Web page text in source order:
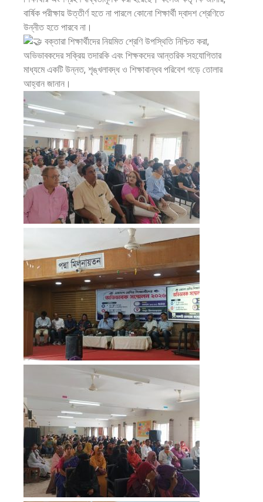
বার্ষিক পরীক্ষায় উত্তীর্ণ হতে না পারলে কোনো শিক্ষার্থী দ্বাদশ শ্রেণিতে
উন্নীত হতে পারবে না।
বক্তারা শিক্ষার্থীদের নিয়মিত শ্রেণি উপস্থিতি নিশ্চিত করা,
অভিভাবকদের সক্রিয় তদারকি এবং শিক্ষকদের আন্তরিক সহযোগিতার
মাধ্যমে একটি উন্নত, শৃঙ্খলাবদ্ধ ও শিক্ষাবান্ধব পরিবেশ গড়ে তোলার
আহ্বান জানান।